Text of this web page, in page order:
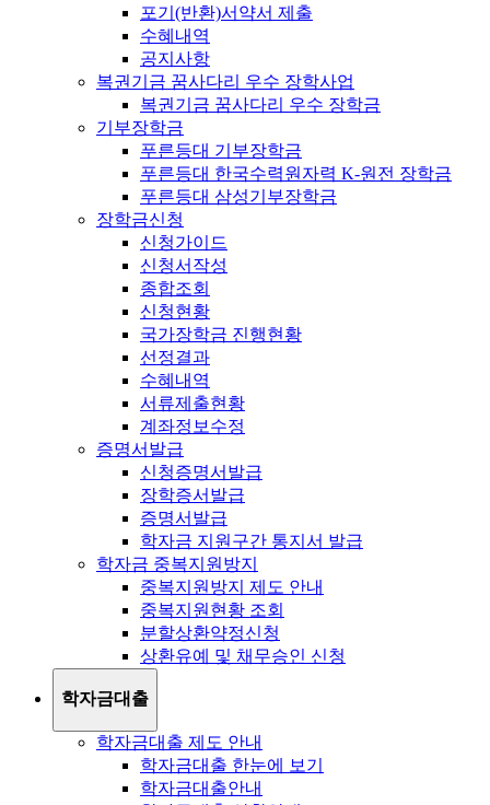
포기(반환)서약서 제출
수혜내역
공지사항
복권기금 꿈사다리 우수 장학사업
복권기금 꿈사다리 우수 장학금
기부장학금
푸른등대 기부장학금
푸른등대 한국수력원자력 K-원전 장학금
푸른등대 삼성기부장학금
장학금신청
신청가이드
신청서작성
종합조회
신청현황
국가장학금 진행현황
선정결과
수혜내역
서류제출현황
계좌정보수정
증명서발급
신청증명서발급
장학증서발급
증명서발급
학자금 지원구간 통지서 발급
학자금 중복지원방지
중복지원방지 제도 안내
중복지원현황 조회
분할상환약정신청
상환유예 및 채무승인 신청
학자금대출
학자금대출 제도 안내
학자금대출 한눈에 보기
학자금대출안내